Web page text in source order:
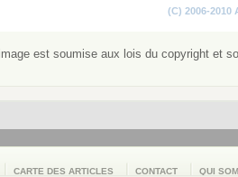
(C) 2006-2010
est soumise aux lois du copyright et
CARTE DES ARTICLES CONTACT QUI